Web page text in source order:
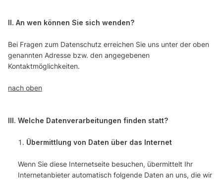
II. An wen können Sie sich wenden?
Bei Fragen zum Datenschutz erreichen Sie uns unter der oben
genannten Adresse bzw. den angegebenen
Kontaktmöglichkeiten.
nach oben
III. Welche Datenverarbeitungen finden statt?
Übermittlung von Daten über das Internet
Wenn Sie diese Internetseite besuchen, übermittelt Ihr
Internetanbieter automatisch folgende Daten an uns, die wir